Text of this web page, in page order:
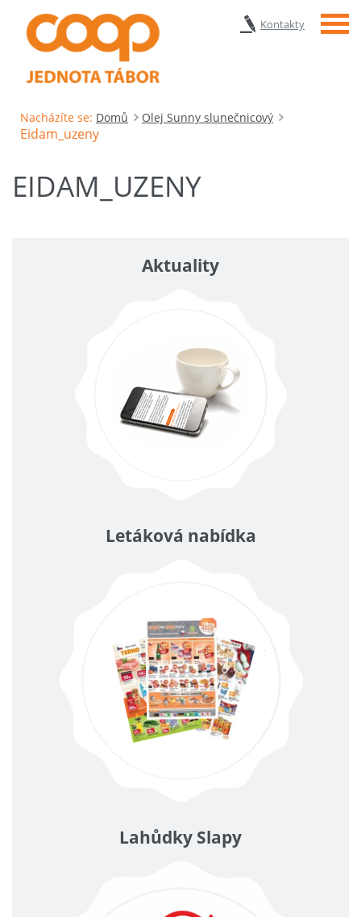
Kontakty Menu
Nacházíte se: Domů Olej Sunny slunečnicový
Eidam_uzeny
EIDAM_UZENY
Aktuality
Letáková nabídka
Lahůdky Slapy